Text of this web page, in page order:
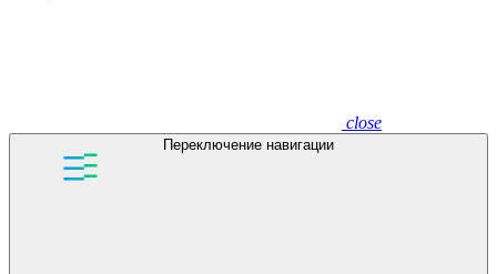
close
Переключение навигации